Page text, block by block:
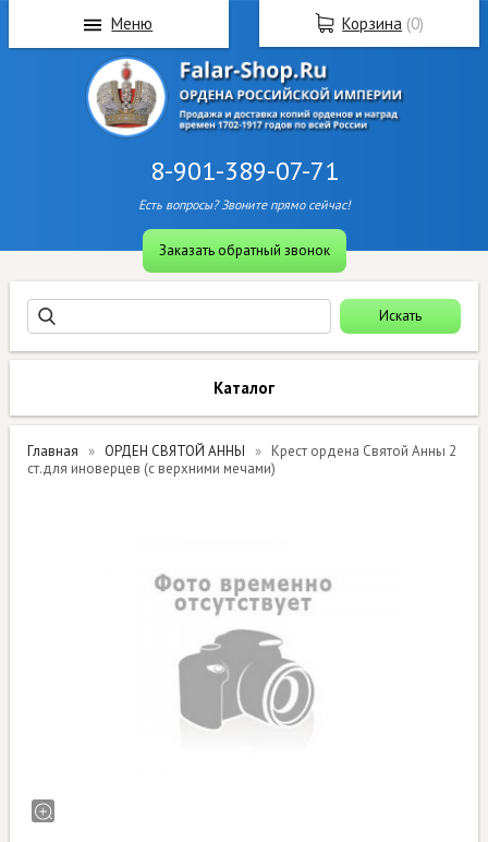
8-901-389-07-71
Есть вопросы? Звоните прямо сейчас!
Заказать обратный звонок
Каталог
Главная ОРДЕН СВЯТОЙ АННЫ
Крест ордена Святой Анны 2
ст.для иноверцев (с верхними мечами)
Корзина (0)
Меню